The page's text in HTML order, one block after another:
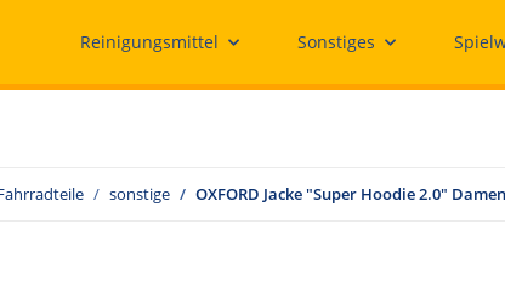
Reinigungsmittel Sonstiges
sonstige OXFORD Jacke "Super Hoodie 2.0"